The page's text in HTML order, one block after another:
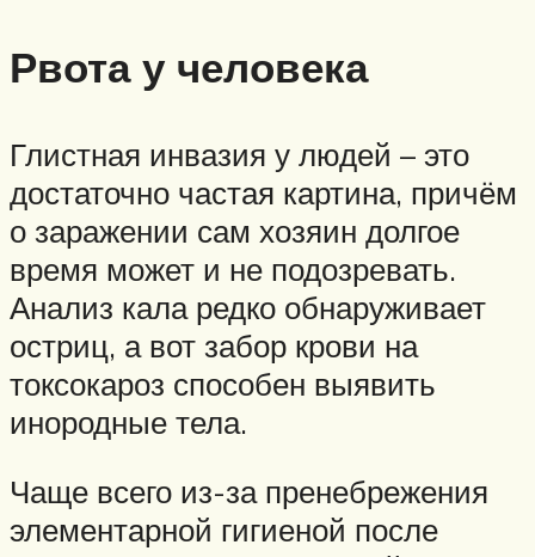
Рвота у человека
Глистная инвазия у людей – это
достаточно частая картина, причём
о заражении сам хозяин долгое
время может и не подозревать.
Анализ кала редко обнаруживает
остриц, а вот забор крови на
токсокароз способен выявить
инородные тела.
Чаще всего из-за пренебрежения
элементарной гигиеной после